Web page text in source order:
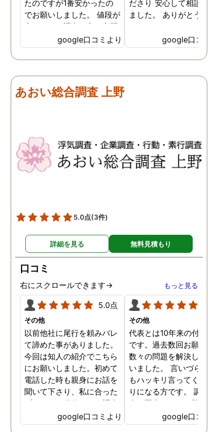
たのですが1番安かったの
でお願いしました。 値段が
安いので、調査の方が心配
でしたがしっかり浮気の証
拠を押さえて頂けました。
ありがとう御座いました。
探偵に頼む事のない人生を
歩みますね(笑)
google口コミより
ださり 安心して相談が
ました。 ありがとうご
google口コミ
あおい総合調査 上野
5.0点(3件)
詳細を見る 無料見積もり
口コミ
右にスクロールできます→ もっと見る
5.0点
その他
以前他社に尾行を頼みバレ
て諦めた事がありました。
今回は知人の紹介でこちら
にお願いしました。初めて
電話した時も親身にお話を
聞いて下さり、私に合った
プランで15日位かけて調査
してもらいました。 噂通り
調査も細かく、こんな所ま
google口コミより
その他
代表とは10年来の付き合
です。過去数回お願いし
数々の問題を解決しても
いました。 言いづらい
もハッキリ言ってくれて
りになる方です。 調査
書の写真もいつも驚かさ
てどうやって撮ったのか
くと面白い話し聞かせて
google口コミ